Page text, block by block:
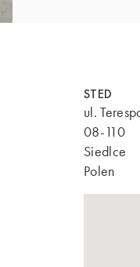
STED
ul.
08-110
Siedlce
Polen